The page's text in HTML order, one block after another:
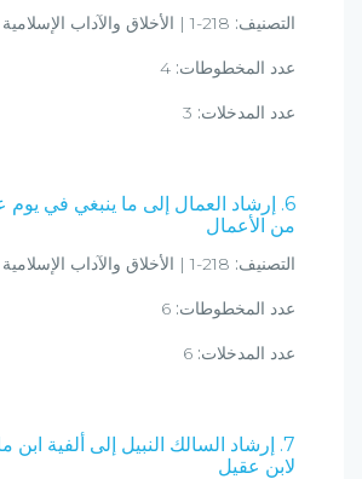
التصنيف:
عدد المخطوطات:
عدد المدخلات:
6. إرشاد العمال إلى ما ينبغي في
من الأعمال
التصنيف:
عدد المخطوطات:
عدد المدخلات:
7. إرشاد السالك النبيل إلى ألفية
لابن عقيل